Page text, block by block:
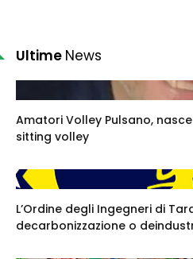
Ultime News
Amatori Volley Pulsano,
sitting volley
L’Ordine degli Ingegneri di
decarbonizzazione o